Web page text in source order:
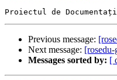
Previous message:
Next message:
Messages sorted by: [